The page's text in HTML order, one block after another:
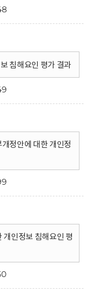
침해요인 평가 결과
정안에 대한 개인정
개인정보 침해요인 평